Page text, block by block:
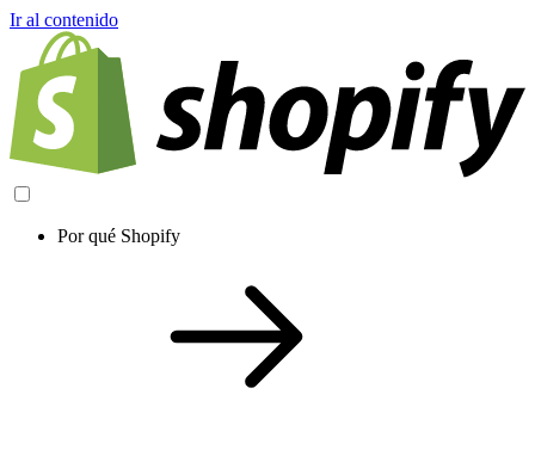
Ir al contenido
Por qué Shopify